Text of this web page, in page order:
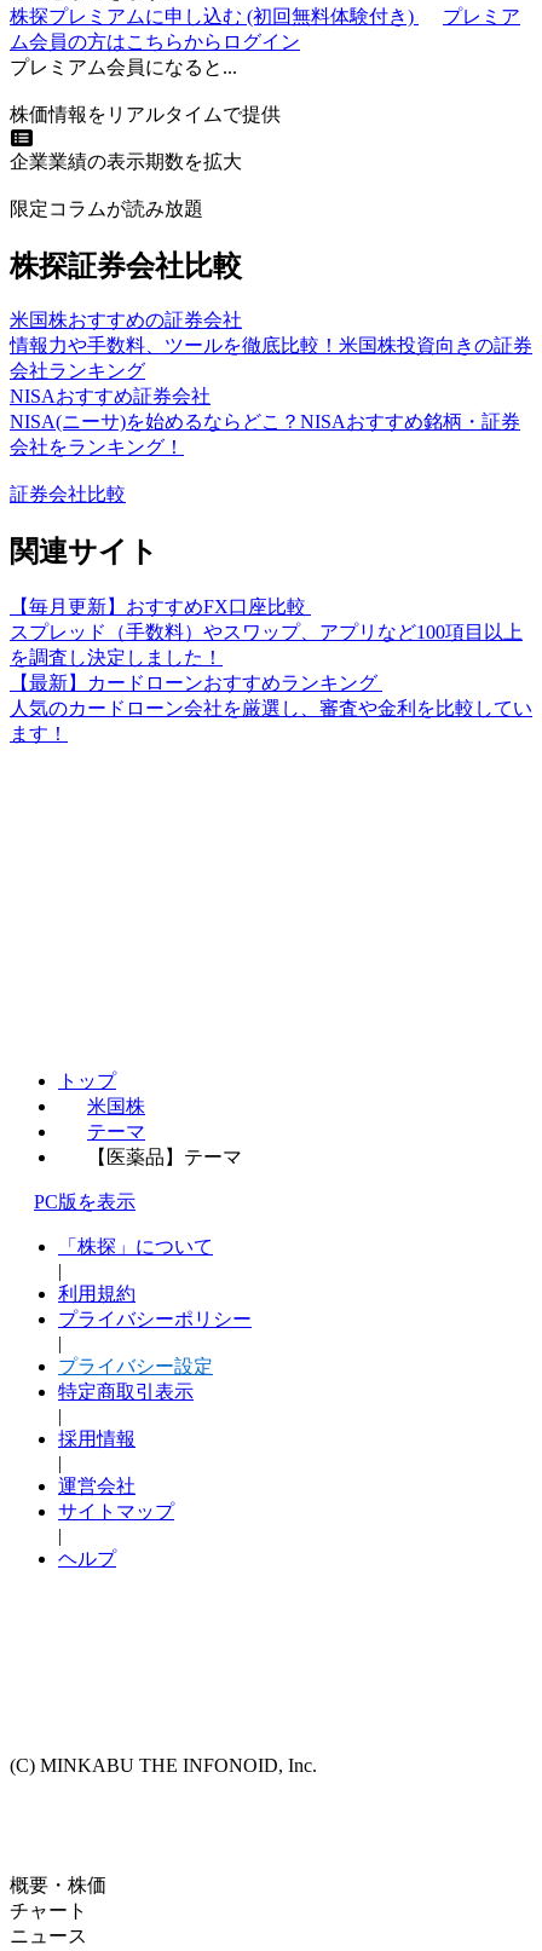
株探プレミアムに申し込む (初回無料体験付き)
プレミア
ム会員の方はこちらからログイン
プレミアム会員になると...
株価情報をリアルタイムで提供
企業業績の表示期数を拡大
限定コラムが読み放題
株探証券会社比較
米国株おすすめの証券会社
情報力や手数料、ツールを徹底比較！米国株投資向きの証券
会社ランキング
NISAおすすめ証券会社
NISA(ニーサ)を始めるならどこ？NISAおすすめ銘柄・証券
会社をランキング！
証券会社比較
関連サイト
【毎月更新】おすすめFX口座比較
スプレッド（手数料）やスワップ、アプリなど100項目以上
を調査し決定しました！
【最新】カードローンおすすめランキング
人気のカードローン会社を厳選し、審査や金利を比較してい
ます！
トップ
米国株
テーマ
【医薬品】テーマ
PC版を表示
「株探」について
|
利用規約
プライバシーポリシー
|
プライバシー設定
特定商取引表示
|
採用情報
|
運営会社
サイトマップ
|
ヘルプ
(C) MINKABU THE INFONOID, Inc.
概要・株価
チャート
ニュース